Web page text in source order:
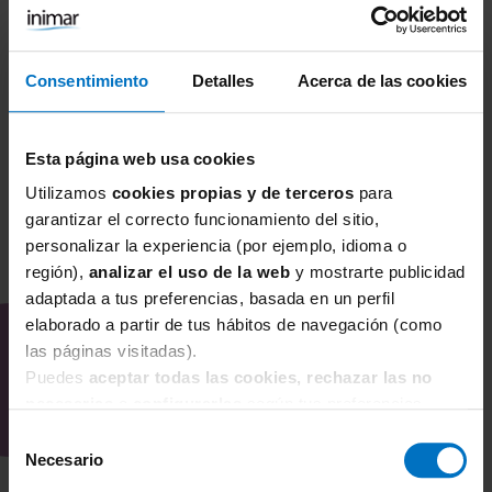
Consentimiento Detalles Acerca de las cookies
Esta página web usa cookies
Utilizamos cookies propias y de terceros para
garantizar el correcto funcionamiento del sitio,
personalizar la experiencia (por ejemplo, idioma o
región), analizar el uso de la web y mostrarte publicidad
adaptada a tus preferencias, basada en un perfil
elaborado a partir de tus hábitos de navegación (como
las páginas visitadas).
Puedes aceptar todas las cookies, rechazar las no
Necesario
Voila Leggings es una firma experta en la fabricación de
confeccionada íntegramente en Italia, con el espíritu
artesanal propio de quien ama su trabajo, y cuida
OPINIONES DEL CLIENTE (0)/
DEJA TU OPINIÓN